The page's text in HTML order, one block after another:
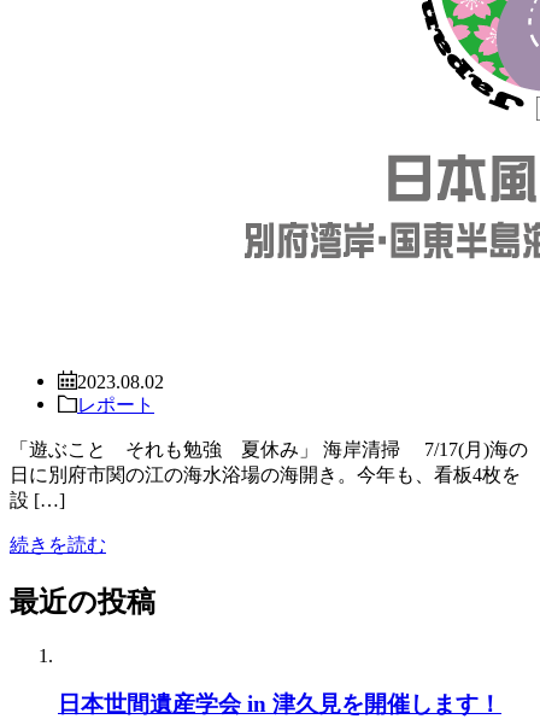
2023.08.02
レポート
「遊ぶこと それも勉強 夏休み」 海岸清掃 7/17(月)海の
日に別府市関の江の海水浴場の海開き。今年も、看板4枚を
設 […]
続きを読む
最近の投稿
日本世間遺産学会 in 津久見を開催します！